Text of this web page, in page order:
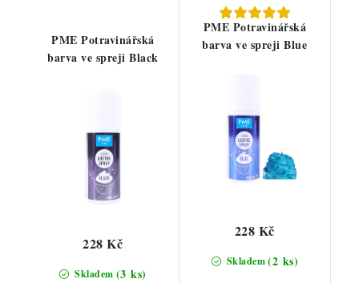
PME Potravinářská
barva ve spreji Black
Skladem (3 ks)
228 Kč
PME Potravinářská
barva ve spreji Blue
Skladem(2 ks)
228 Kč